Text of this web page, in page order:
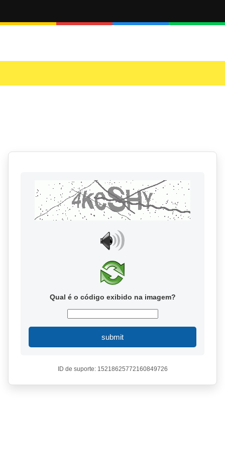
Qual é o código exibido na imagem?
submit
ID de suporte: 15218625772160849726